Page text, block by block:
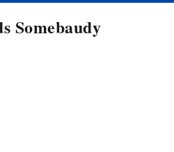
Somebaudy